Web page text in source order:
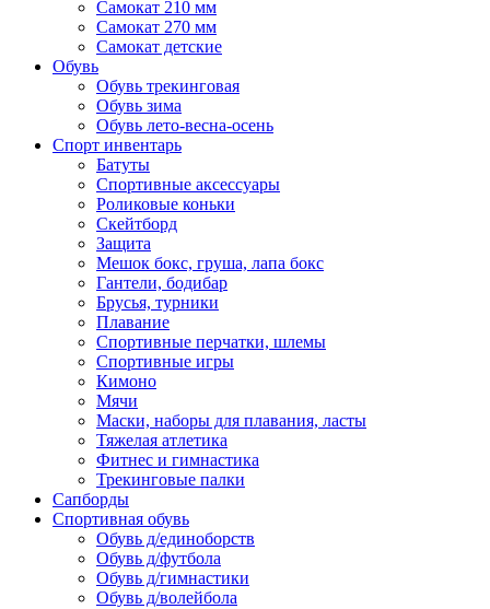
Самокат 210 мм
Самокат 270 мм
Самокат детские
Обувь
Обувь трекинговая
Обувь зима
Обувь лето-весна-осень
Спорт инвентарь
Батуты
Спортивные аксессуары
Роликовые коньки
Скейтборд
Защита
Мешок бокс, груша, лапа бокс
Гантели, бодибар
Брусья, турники
Плавание
Спортивные перчатки, шлемы
Спортивные игры
Кимоно
Мячи
Маски, наборы для плавания, ласты
Тяжелая атлетика
Фитнес и гимнастика
Трекинговые палки
Сапборды
Спортивная обувь
Обувь д/единоборств
Обувь д/футбола
Обувь д/гимнастики
Обувь д/волейбола